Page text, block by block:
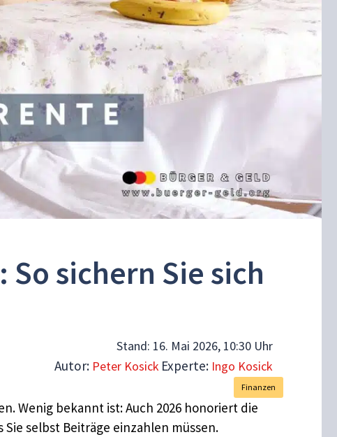
sichern Sie sich
Stand: 16. Mai 2026, 10:30 Uhr
Autor: Peter Kosick Experte: Ingo Kosick
Finanzen
Wenig bekannt ist: Auch 2026 honoriert die
selbst Beiträge einzahlen müssen.